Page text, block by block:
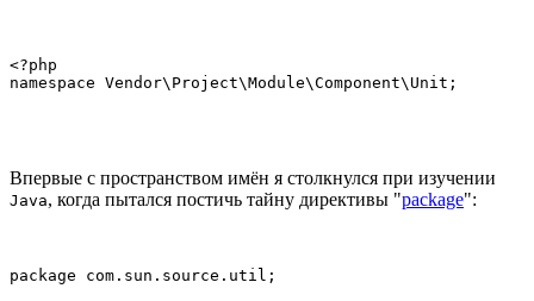
<?php
namespace Vendor\Project\Module\Component\Unit;
Впервые с пространством имён я столкнулся при изучении
Java, когда пытался постичь тайну директивы "package":
package com.sun.source.util;